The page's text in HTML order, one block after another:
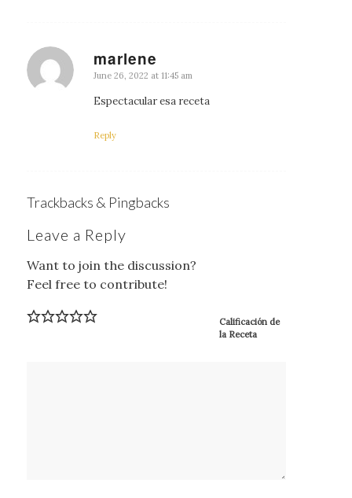
marlene
says:
June 26, 2022 at 11:45 am
Espectacular esa receta
Reply
Trackbacks & Pingbacks
Leave a Reply
Want to join the discussion?
Feel free to contribute!
Calificación de
la Receta